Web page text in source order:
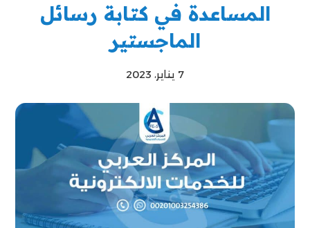
المساعدة في كتابة رسائل
الماجستير
7 يناير، 2023